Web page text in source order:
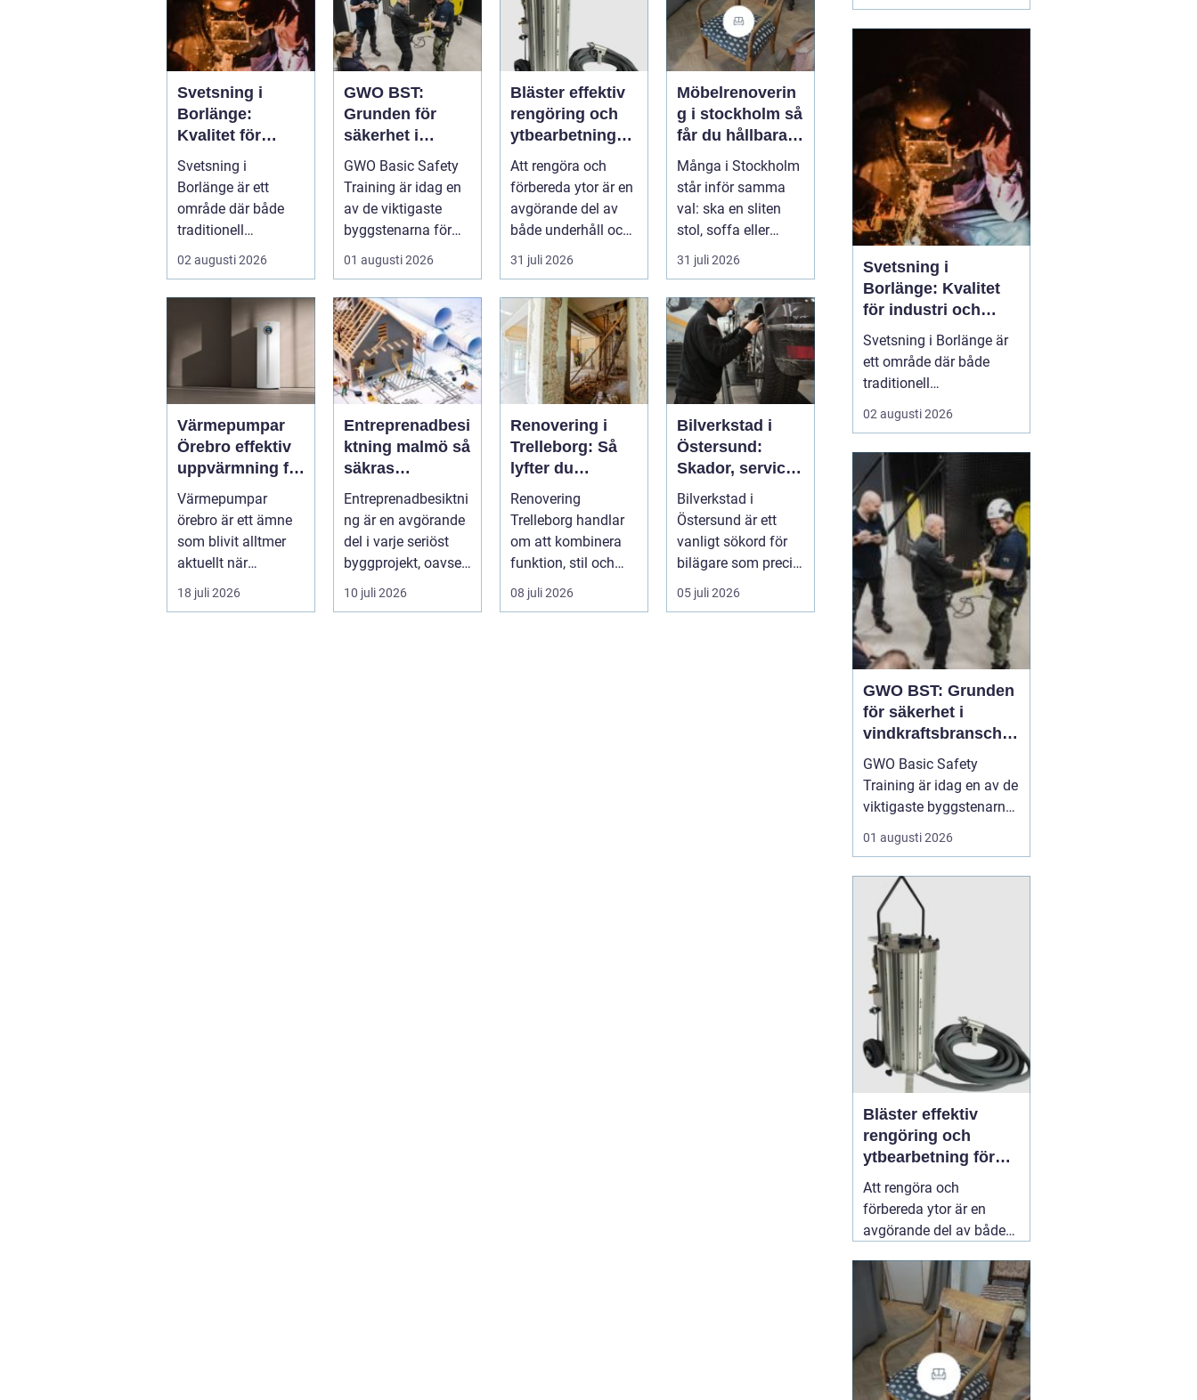
Svetsning i
Borlänge:
Kvalitet för
industri och
konstruktion
Svetsning i
Borlänge är ett
område där både
traditionell
verkstadsindustr...
02 augusti 2026
GWO BST:
Grunden för
säkerhet i
vindkraftsbrans
chen
GWO Basic Safety
Training är idag en
av de viktigaste
byggstenarna för
alla som vill arbet...
01 augusti 2026
Bläster effektiv
rengöring och
ytbearbetning
för proffs och
hantverkare
Att rengöra och
förbereda ytor är en
avgörande del av
både underhåll och
renovering. Färg,
rost, smu...
31 juli 2026
Möbelrenoverin
g i stockholm så
får du hållbara
och vackra
möbler
Många i Stockholm
står inför samma
val: ska en sliten
stol, soffa eller
fåtölj slängas,
säljas billi...
31 juli 2026
Värmepumpar
Örebro effektiv
uppvärmning för
hus och
fastigheter
Värmepumpar
örebro är ett ämne
som blivit alltmer
aktuellt när
energipriser stiger
och fler vill sän...
18 juli 2026
Entreprenadbesi
ktning malmö så
säkras
kvaliteten i
byggprojekt
Entreprenadbesiktni
ng är en avgörande
del i varje seriöst
byggprojekt, oavsett
om det handlar om
en ...
10 juli 2026
Renovering i
Trelleborg: Så
lyfter du
hemmet på ett
smart sätt
Renovering
Trelleborg handlar
om att kombinera
funktion, stil och
långsiktig ekonomi i
samma p...
08 juli 2026
Bilverkstad i
Östersund:
Skador, service
och smarta val
för din bil
Bilverkstad i
Östersund är ett
vanligt sökord för
bilägare som precis
f&ari...
05 juli 2026
Svetsning i
Borlänge: Kvalitet
för industri och
konstruktion
Svetsning i Borlänge är
ett område där både
traditionell
verkstadsindustri och
moderna
möts. I takt med att
kraven på hållbara
lösningar och hög
produktionssäkerhet ö...
02 augusti 2026
GWO BST: Grunden
för säkerhet i
vindkraftsbransche
n
GWO Basic Safety
Training är idag en av de
viktigaste byggstenarna
för alla som vill arbeta
professionellt inom
skapar en gemensam
säkerhetsnivå i en
bransch där jobbet ofta
sker långt frå...
01 augusti 2026
Bläster effektiv
rengöring och
ytbearbetning för
proffs och
hantverkare
Att rengöra och
förbereda ytor är en
avgörande del av både
renovering. Färg, rost,
smuts och gamla
beläggningar gör att
material åldras snabbare
och försämrar
slutresultatet vid